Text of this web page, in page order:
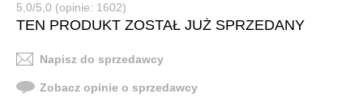
5,0/5,0 (opinie: 1602)
TEN PRODUKT ZOSTAŁ JUŻ SPRZEDANY
Napisz do sprzedawcy
Zobacz opinie o sprzedawcy